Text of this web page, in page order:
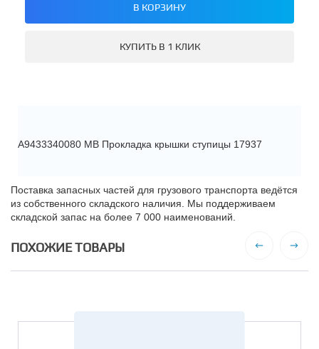
В КОРЗИНУ
КУПИТЬ В 1 КЛИК
A9433340080 MB Прокладка крышки ступицы 17937
Поставка запасных частей для грузового транспорта ведётся
из собственного складского наличия. Мы поддерживаем
складской запас на более 7 000 наименований.
ПОХОЖИЕ ТОВАРЫ